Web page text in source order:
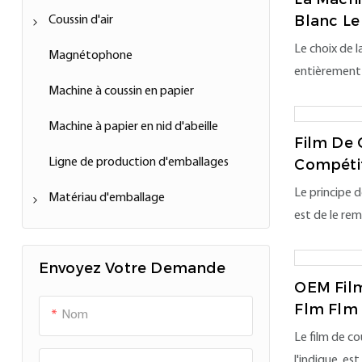
Coussin d'air
Accessoire de coussin d'air
Magnétophone
Machine à coussin en papier
Machine à papier en nid d'abeille
Ligne de production d'emballages
Matériau d'emballage
Bulle d'air en papier
Papier en nid d'abeille
Envoyez Votre Demande
Nom
Blanc
Pour
Le choix de
besoin. Si
valeur, des
en
coussin
est le
kg, ce qui
Film De
Des
Le principe
est de le
pour
efficacité.
mousse, il
objets de
OEM
Flm
Le film de